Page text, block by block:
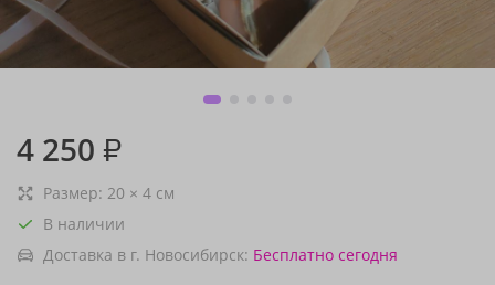
4 250 ₽
Размер: 20 × 4 см
В наличии
Доставка в г. Новосибирск: Бесплатно сегодня